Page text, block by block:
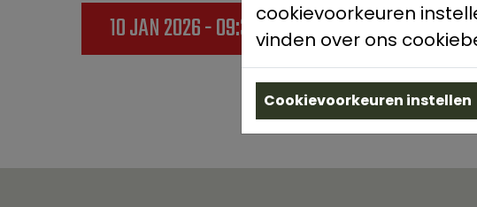
10 JAN 2026 - 09:30 K.W.S
cookievoorkeuren
vinden over ons
Cookievoorkeuren instellen